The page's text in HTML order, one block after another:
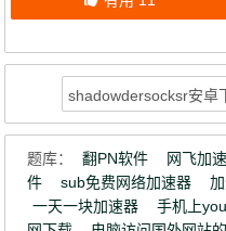
题库： 翻PN软件 网飞加
件
sub免费网络加速器
一天一块加速器
手机上